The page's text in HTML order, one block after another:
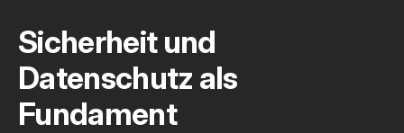
Sicherheit und
Datenschutz als
Fundament